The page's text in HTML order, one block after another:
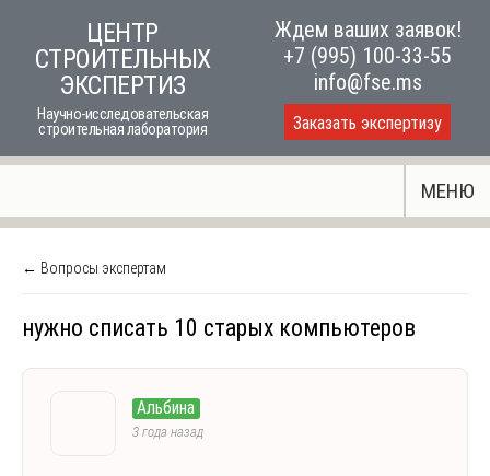
content
ЦЕНТР
СТРОИТЕЛЬНЫХ
ЭКСПЕРТИЗ
Научно-исследовательская
строительная лаборатория
Ждем ваших заявок!
+7 (995) 100-33-55
info@fse.ms
Заказать экспертизу
МЕНЮ
← Вопросы экспертам
нужно списать 10 старых компьютеров
Альбина
3 года назад